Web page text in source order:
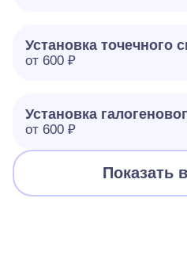
Установка точечного
от 600 ₽
Установка
от 600 ₽
Показать